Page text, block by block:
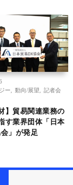
ー
動向/展望
記者会
】貿易関連業務の
す業界団体「日本
」が発足